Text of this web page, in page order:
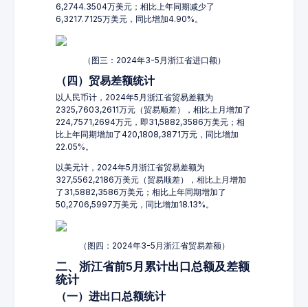
6,2744.3504万美元；相比上年同期减少了
6,3217.7125万美元，同比增加4.90%。
（图三：2024年3-5月浙江省进口额）
（四）贸易差额统计
以人民币计，2024年5月浙江省贸易差额为
2325,7603,2611万元（贸易顺差），相比上月增加了
224,7571,2694万元，即31,5882,3586万美元；相
比上年同期增加了420,1808,3871万元，同比增加
22.05%。
以美元计，2024年5月浙江省贸易差额为
327,5562,2186万美元（贸易顺差），相比上月增加
了31,5882,3586万美元；相比上年同期增加了
50,2706,5997万美元，同比增加18.13%。
（图四：2024年3-5月浙江省贸易差额）
二、浙江省前5月累计出口总额及差额
统计
（一）进出口总额统计